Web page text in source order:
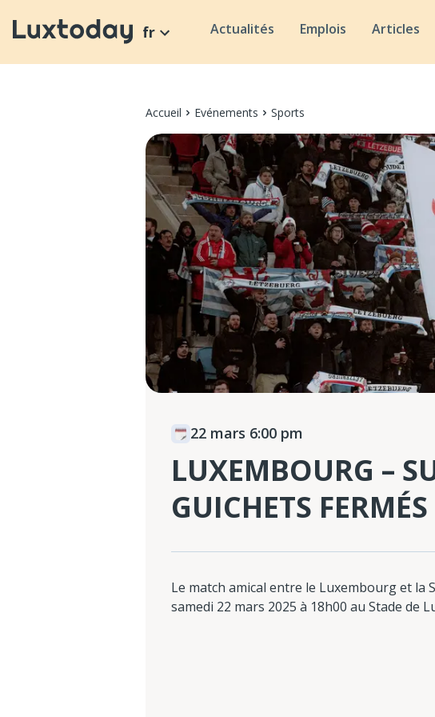
fr Actualités Emplois Articles
Accueil Evénements Sports
22 mars 6:00 pm
LUXEMBOURG –
GUICHETS FERMÉS
Le match amical entre le Luxembourg et la
samedi 22 mars 2025 à 18h00 au Stade de